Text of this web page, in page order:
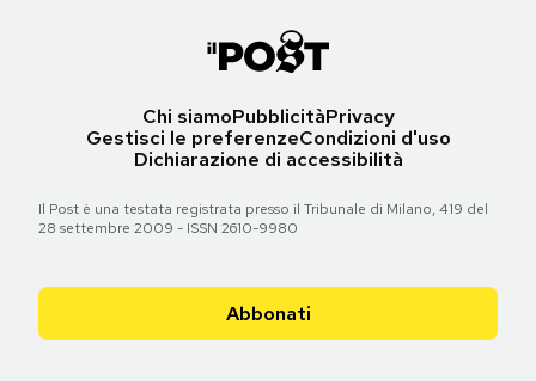
Chi siamoPubblicitàPrivacy
Gestisci le preferenzeCondizioni d'uso
Dichiarazione di accessibilità
Il Post è una testata registrata presso il Tribunale di Milano, 419 del
28 settembre 2009 - ISSN 2610-9980
Abbonati